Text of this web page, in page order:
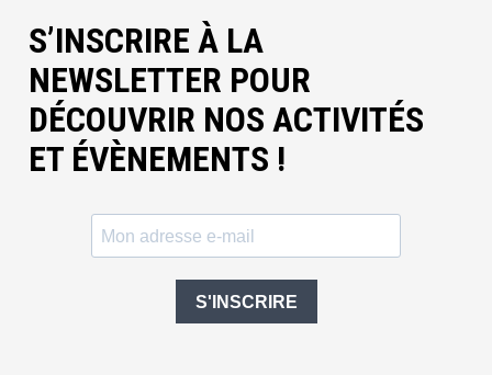
S’INSCRIRE À LA
NEWSLETTER POUR
DÉCOUVRIR NOS ACTIVITÉS
ET ÉVÈNEMENTS !
S'INSCRIRE